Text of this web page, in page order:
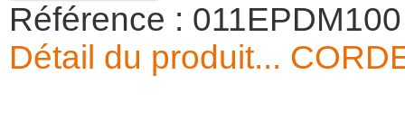
Référence : 011EPDM100
Détail du produit...